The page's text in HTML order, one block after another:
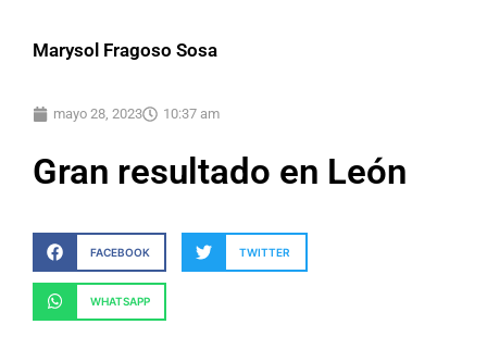
Marysol Fragoso Sosa
mayo 28, 2023 10:37 am
Gran resultado en León
FACEBOOK TWITTER
WHATSAPP